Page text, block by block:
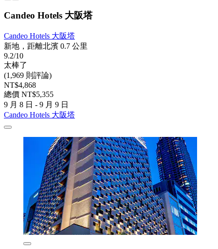
Candeo Hotels 大阪塔
Candeo Hotels 大阪塔
新地，距離北濱 0.7 公里
9.2/10
太棒了
(1,969 則評論)
NT$4,868
總價 NT$5,355
9 月 8 日 - 9 月 9 日
Candeo Hotels 大阪塔